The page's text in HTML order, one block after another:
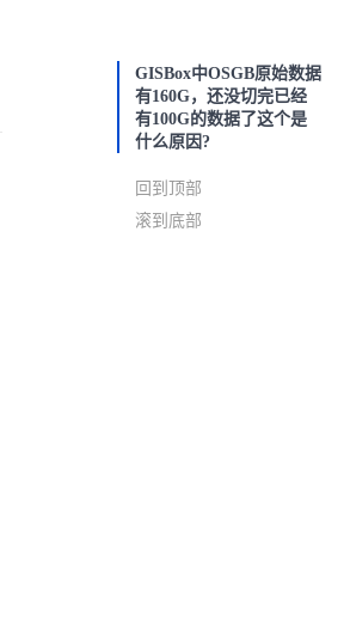
GISBox中OSGB原始数据
有160G，还没切完已经
有100G的数据了这个是
什么原因?
回到顶部
滚到底部